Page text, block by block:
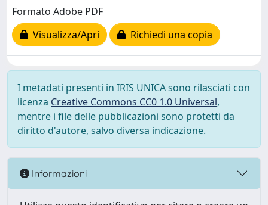
Formato Adobe PDF
Visualizza/Apri
Richiedi una copia
I metadati presenti in IRIS UNICA sono rilasciati con
licenza Creative Commons CC0 1.0 Universal,
mentre i file delle pubblicazioni sono protetti da
diritto d'autore, salvo diversa indicazione.
Informazioni